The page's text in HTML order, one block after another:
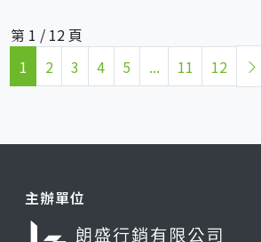
第 1 / 12 頁
1
2 3 4 5 ... 11 12
主辦單位